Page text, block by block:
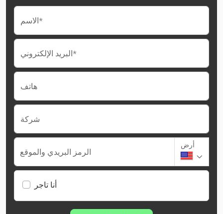
الاسم*
البريد الإلكتروني*
هاتف
شركة
الرمز البريدي والموقع
أرض
أنا تاجر